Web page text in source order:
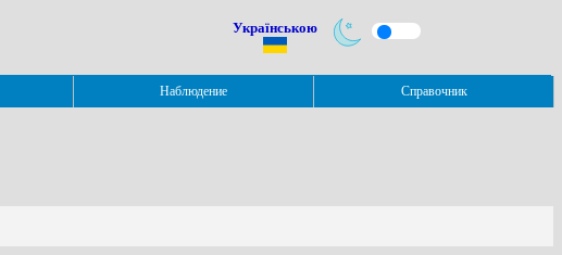
Українською
Наблюдение Справочник